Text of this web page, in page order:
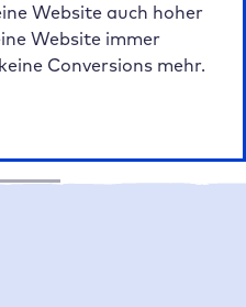
Website auch hoher
Website immer
Conversions mehr.